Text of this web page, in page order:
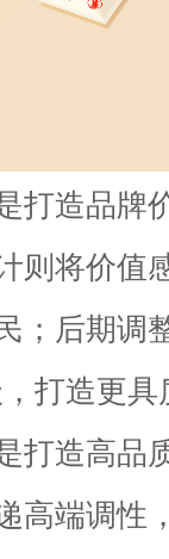
打造品牌
则将价值
；后期调
打造更
打造高品
高端调性